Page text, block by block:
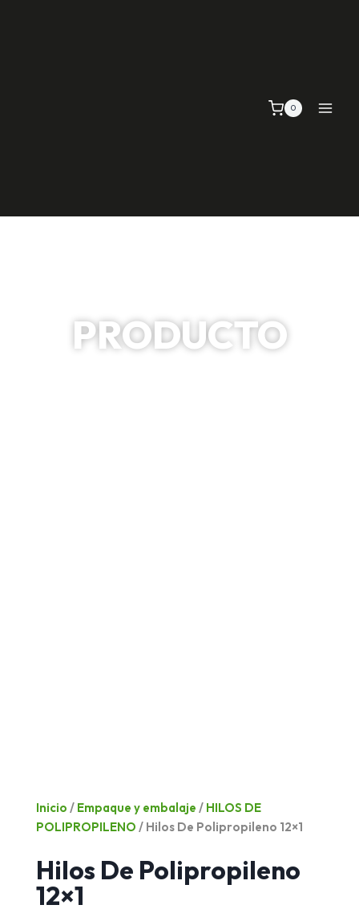
0
PRODUCTO
Inicio / Empaque y embalaje / HILOS DE
POLIPROPILENO / Hilos De Polipropileno 12×1
Hilos De Polipropileno
12×1